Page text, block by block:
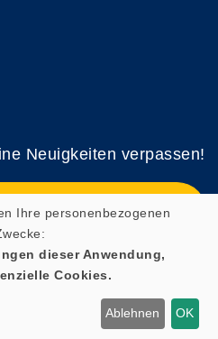
Neuigkeiten verpassen!
anmelden
Ihre personenbezogenen
dieser Anwendung,
Cookies.
Ablehnen OK